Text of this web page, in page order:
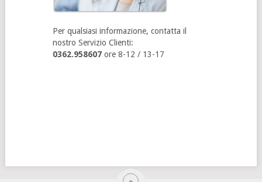
Per qualsiasi informazione, contatta il
nostro Servizio Clienti:
0362.958607ore 8-12 / 13-17